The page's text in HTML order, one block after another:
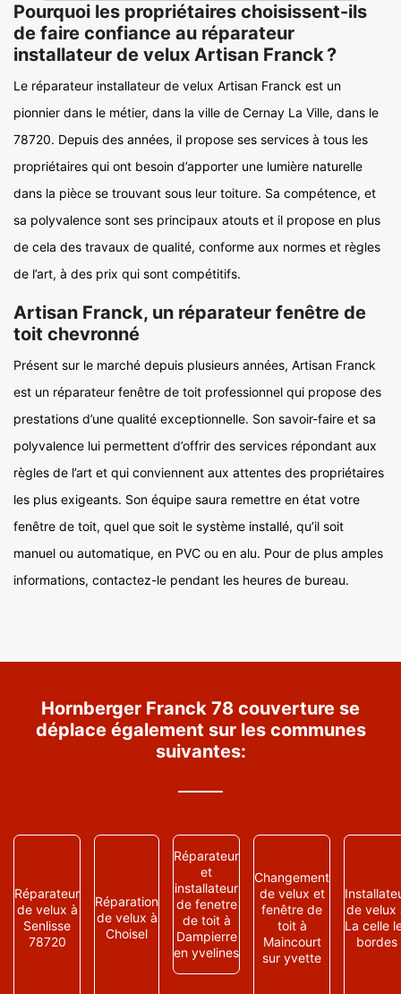
Pourquoi les propriétaires choisissent-ils
de faire confiance au réparateur
installateur de velux Artisan Franck ?
Le réparateur installateur de velux Artisan Franck est un
pionnier dans le métier, dans la ville de Cernay La Ville, dans le
78720. Depuis des années, il propose ses services à tous les
propriétaires qui ont besoin d’apporter une lumière naturelle
dans la pièce se trouvant sous leur toiture. Sa compétence, et
sa polyvalence sont ses principaux atouts et il propose en plus
de cela des travaux de qualité, conforme aux normes et règles
de l’art, à des prix qui sont compétitifs.
Artisan Franck, un réparateur fenêtre de
toit chevronné
Présent sur le marché depuis plusieurs années, Artisan Franck
est un réparateur fenêtre de toit professionnel qui propose des
prestations d’une qualité exceptionnelle. Son savoir-faire et sa
polyvalence lui permettent d’offrir des services répondant aux
règles de l’art et qui conviennent aux attentes des propriétaires
les plus exigeants. Son équipe saura remettre en état votre
fenêtre de toit, quel que soit le système installé, qu’il soit
manuel ou automatique, en PVC ou en alu. Pour de plus amples
informations, contactez-le pendant les heures de bureau.
Hornberger Franck 78 couverture se
déplace également sur les communes
suivantes:
Réparateur
de velux à
Senlisse
78720
Réparation
de velux à
Choisel
Réparateur
et
installateur
de fenetre
de toit à
Dampierre
en yvelines
Changement
de velux et
fenêtre de
toit à
Maincourt
sur yvette
de velux
La celle
bordes